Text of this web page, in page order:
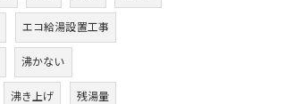
エコ給湯設置工事
沸かない
沸き上げ 残湯量